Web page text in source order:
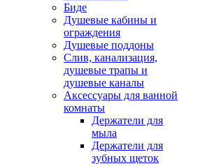
Биде
Душевые кабины и
ограждения
Душевые поддоны
Слив, канализация,
душевые трапы и
душевые каналы
Аксессуары для ванной
комнаты
Держатели для
мыла
Держатели для
зубных щеток